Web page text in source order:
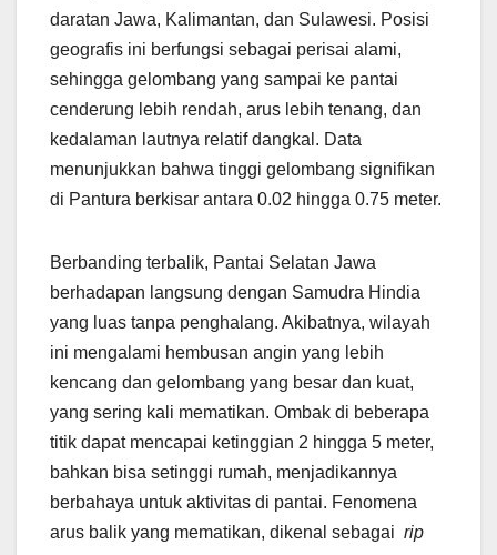
daratan Jawa, Kalimantan, dan Sulawesi. Posisi
geografis ini berfungsi sebagai perisai alami,
sehingga gelombang yang sampai ke pantai
cenderung lebih rendah, arus lebih tenang, dan
kedalaman lautnya relatif dangkal. Data
menunjukkan bahwa tinggi gelombang signifikan
di Pantura berkisar antara 0.02 hingga 0.75 meter.
Berbanding terbalik, Pantai Selatan Jawa
berhadapan langsung dengan Samudra Hindia
yang luas tanpa penghalang. Akibatnya, wilayah
ini mengalami hembusan angin yang lebih
kencang dan gelombang yang besar dan kuat,
yang sering kali mematikan. Ombak di beberapa
titik dapat mencapai ketinggian 2 hingga 5 meter,
bahkan bisa setinggi rumah, menjadikannya
berbahaya untuk aktivitas di pantai. Fenomena
arus balik yang mematikan, dikenal sebagai rip